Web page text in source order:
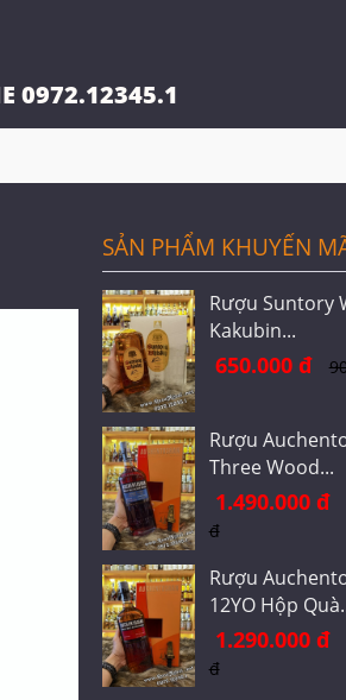
0972.12345.1
SẢN PHẨM KHUYẾN
Rượu Suntory
Kakubin...
650.000 đ
Rượu
Three Wood...
1.490.000 đ
đ
Rượu
12YO Hộp
1.290.000 đ
đ